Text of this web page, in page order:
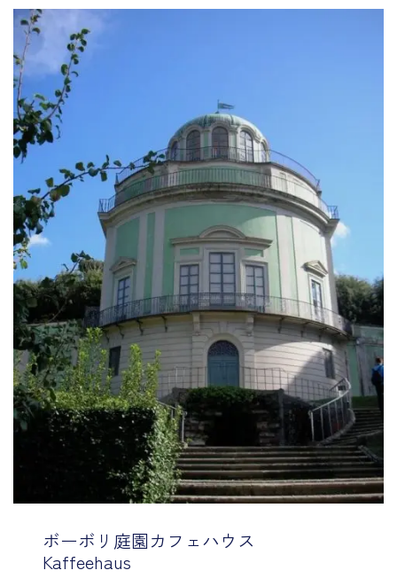
ボーボリ庭園カフェハウス
Kaffeehaus